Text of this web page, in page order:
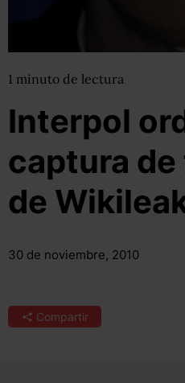
1 minuto de lectura
Interpol
captura
de
30 de noviembre, 2010
Compartir